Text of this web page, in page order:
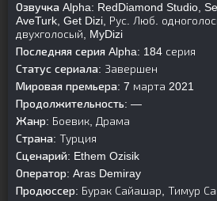
Озвучка Alpha: RedDiamond Studio,
AveTurk, Get Dizi, Рус. Люб.
двухголосый, MyDizi
Последняя серия Alpha: 184 серия
Статус сериала: Завершен
Мировая премьера: 7 марта 2021
Продолжительность: —
Жанр: Боевик, Драма
Страна: Турция
Сценарий: Ethem Ozisik
Оператор: Aras Demiray
Продюссер: Бурак Сайашар, Тимур